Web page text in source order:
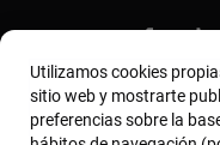
Utilizamos cookies
sitio web y mostrarte
preferencias sobre la